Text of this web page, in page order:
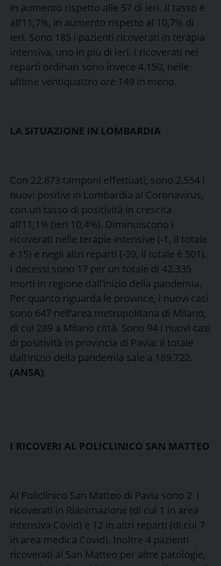
in aumento rispetto alle 57 di ieri. Il tasso è
all’11,7%, in aumento rispetto al 10,7% di
ieri. Sono 185 i pazienti ricoverati in terapia
intensiva, uno in più di ieri. I ricoverati nei
reparti ordinari sono invece 4.150, nelle
ultime ventiquattro ore 149 in meno.
LA SITUAZIONE IN LOMBARDIA
Con 22.873 tamponi effettuati, sono 2.554 i
nuovi positivi in Lombardia al Coronavirus,
con un tasso di positività in crescita
all’11,1% (ieri 10,4%). Diminuiscono i
ricoverati nelle terapie intensive (-1, il totale
è 15) e negli altri reparti (-39, il totale è 501).
I decessi sono 17 per un totale di 42.335
morti in regione dall’inizio della pandemia.
Per quanto riguarda le province, i nuovi casi
sono 647 nell’area metropolitana di Milano,
di cui 289 a Milano città. Sono 94 i nuovi casi
di positività in provincia di Pavia: il totale
dall’inizio della pandemia sale a 189.722.
(ANSA)
I RICOVERI AL POLICLINICO SAN MATTEO
Al Policlinico San Matteo di Pavia sono 2 i
ricoverati in Rianimazione (di cui 1 in area
intensiva Covid) e 12 in altri reparti (di cui 7
in area medica Covid). Inoltre 4 pazienti
ricoverati al San Matteo per altre patologie,